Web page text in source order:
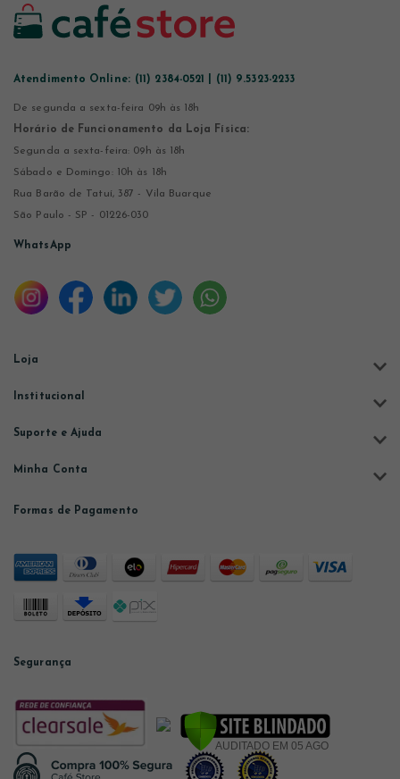
Atendimento Online: (11) 2384-0521 | (11) 9.5323-2233
De segunda a sexta-feira 09h às 18h
Horário de Funcionamento da Loja Física:
Segunda a sexta-feira: 09h às 18h
Sábado e Domingo: 10h às 18h
Rua Barão de Tatuí, 387 - Vila Buarque
São Paulo - SP - 01226-030
WhatsApp
Loja
Institucional
Suporte e Ajuda
Minha Conta
Formas de Pagamento
Segurança